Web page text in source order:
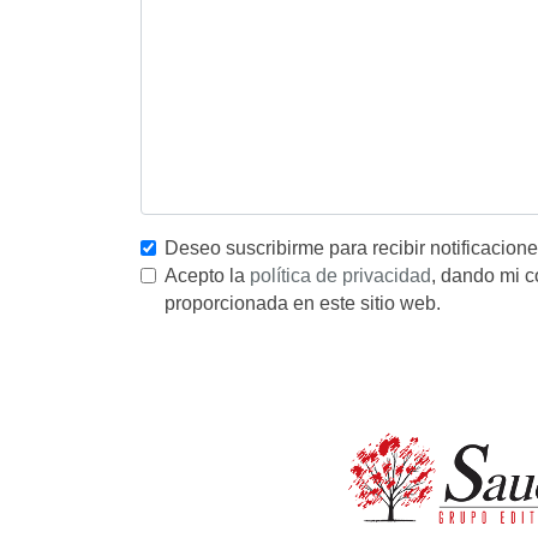
Deseo suscribirme para recibir
Acepto la política de privacidad, dando mi
proporcionada en este sitio web.